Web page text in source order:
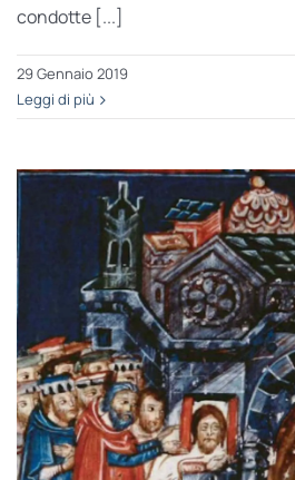
condotte [...]
29 Gennaio 2019
Leggi di più